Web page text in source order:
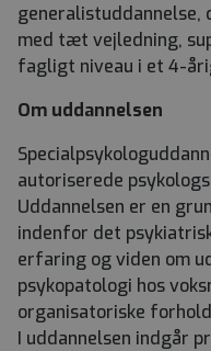
generalistuddannelse,
med tæt vejledning,
fagligt niveau i et 4-
Om uddannelsen
autoriserede
Uddannelsen er en
indenfor det
erfaring og viden om
psykopatologi hos
organisatoriske
I uddannelsen indgår